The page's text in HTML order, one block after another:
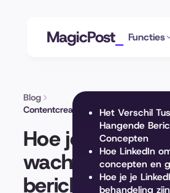
MagicPost Functies
Blog
Contentcreatie
Hoe je je
wachtende
berichten
Het Verschil
Hangende
Concepten
Hoe LinkedIn
concepten en
Hoe je je
behandeling